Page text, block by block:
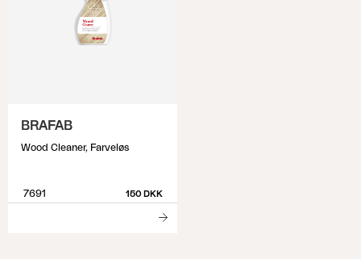
BRAFAB
Wood Cleaner, Farveløs
7691 150 DKK